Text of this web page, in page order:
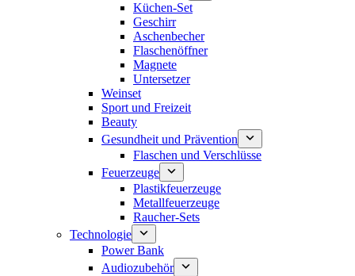
Küchen-Set
Geschirr
Aschenbecher
Flaschenöffner
Magnete
Untersetzer
Weinset
Sport und Freizeit
Beauty
Gesundheit und Prävention
Flaschen und Verschlüsse
Feuerzeuge
Plastikfeuerzeuge
Metallfeuerzeuge
Raucher-Sets
Technologie
Power Bank
Audiozubehör